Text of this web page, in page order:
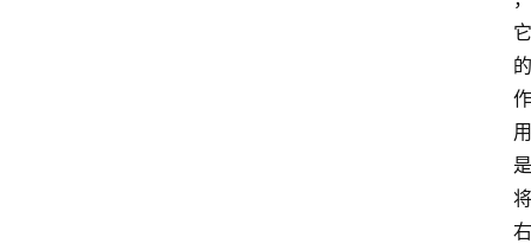
它
的
作
用
是
将
右